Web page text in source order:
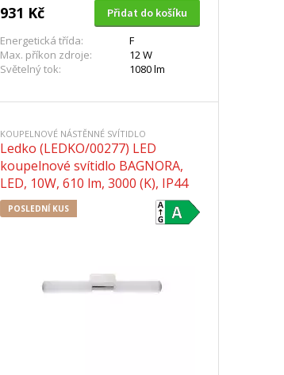
931 Kč
Přidat do košíku
Energetická třída:
F
Max. příkon zdroje:
12 W
Světelný tok:
1080 lm
KOUPELNOVÉ NÁSTĚNNÉ SVÍTIDLO
Ledko (LEDKO/00277) LED
koupelnové svítidlo BAGNORA,
LED, 10W, 610 lm, 3000 (K), IP44
POSLEDNÍ KUS